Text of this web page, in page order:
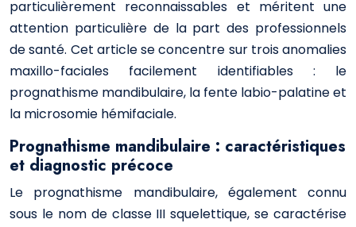
particulièrement reconnaissables et méritent une
attention particulière de la part des professionnels
de santé. Cet article se concentre sur trois anomalies
maxillo-faciales facilement identifiables : le
prognathisme mandibulaire, la fente labio-palatine et
la microsomie hémifaciale.
Prognathisme mandibulaire : caractéristiques
et diagnostic précoce
Le prognathisme mandibulaire, également connu
sous le nom de classe III squelettique, se caractérise